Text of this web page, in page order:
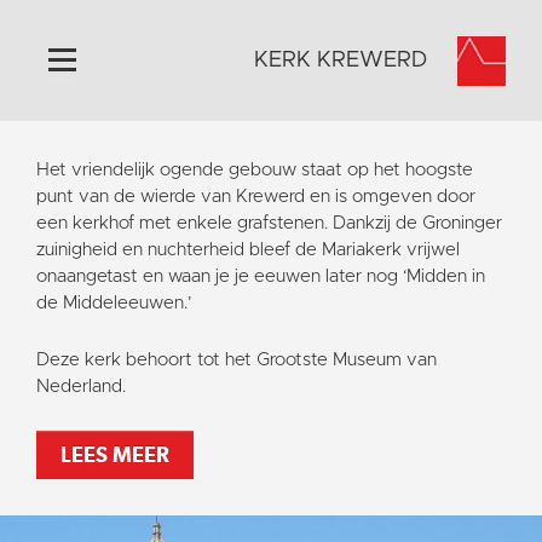
Home
Algemeen
Historie
Omgeving
Het Grootste Museum
Activiteiten
Steun ons
Contact
Vaktaal
KERK KREWERD
Het vriendelijk ogende gebouw staat op het hoogste
punt van de wierde van Krewerd en is omgeven door
een kerkhof met enkele grafstenen. Dankzij de Groninger
zuinigheid en nuchterheid bleef de Mariakerk vrijwel
onaangetast en waan je je eeuwen later nog ‘Midden in
de Middeleeuwen.’
Deze kerk behoort tot het Grootste Museum van
Nederland.
LEES MEER